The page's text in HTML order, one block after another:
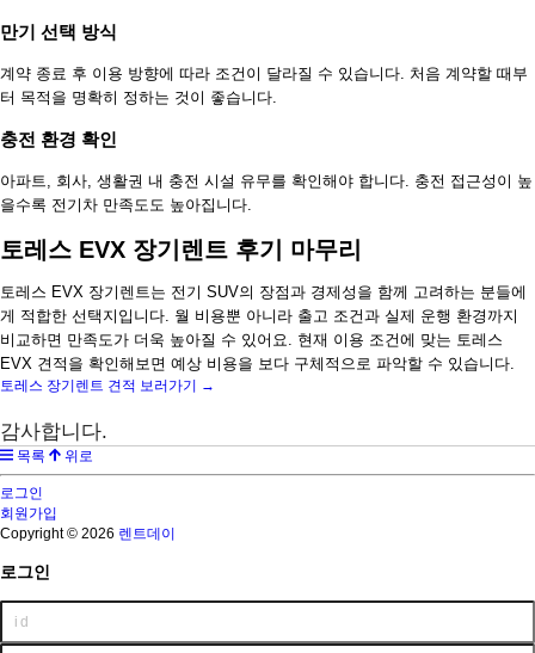
만기 선택 방식
계약 종료 후 이용 방향에 따라 조건이 달라질 수 있습니다. 처음 계약할 때부
터 목적을 명확히 정하는 것이 좋습니다.
충전 환경 확인
아파트, 회사, 생활권 내 충전 시설 유무를 확인해야 합니다. 충전 접근성이 높
을수록 전기차 만족도도 높아집니다.
토레스 EVX 장기렌트 후기 마무리
토레스 EVX 장기렌트는 전기 SUV의 장점과 경제성을 함께 고려하는 분들에
게 적합한 선택지입니다. 월 비용뿐 아니라 출고 조건과 실제 운행 환경까지
비교하면 만족도가 더욱 높아질 수 있어요. 현재 이용 조건에 맞는 토레스
EVX 견적을 확인해보면 예상 비용을 보다 구체적으로 파악할 수 있습니다.
토레스 장기렌트 견적 보러가기 →
감사합니다.
목록 위로
로그인
회원가입
Copyright © 2026 렌트데이
로그인